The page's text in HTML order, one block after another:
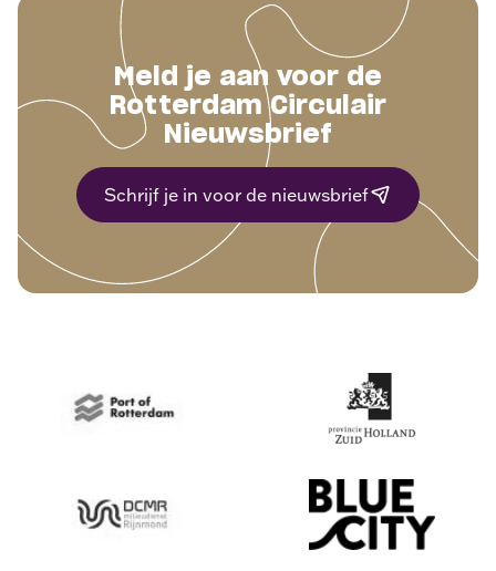
Meld je aan voor de
Rotterdam Circulair
Nieuwsbrief
Schrijf je in voor de nieuwsbrief